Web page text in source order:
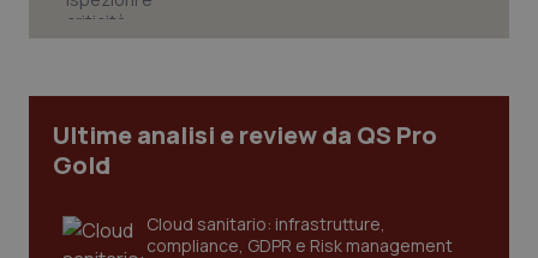
Ultime analisi e review da QS Pro
Gold
Cloud sanitario: infrastrutture,
compliance, GDPR e Risk management